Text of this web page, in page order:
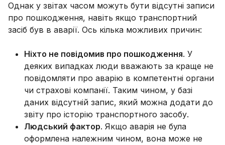
Однак у звітах часом можуть бути відсутні записи
про пошкодження, навіть якщо транспортний
засіб був в аварії. Ось кілька можливих причин:
Ніхто не повідомив про пошкодження. У
деяких випадках люди вважають за краще не
повідомляти про аварію в компетентні органи
чи страхові компанії. Таким чином, у базі
даних відсутній запис, який можна додати до
звіту про історію транспортного засобу.
Людський фактор. Якщо аварія не була
оформлена належним чином, вона може не